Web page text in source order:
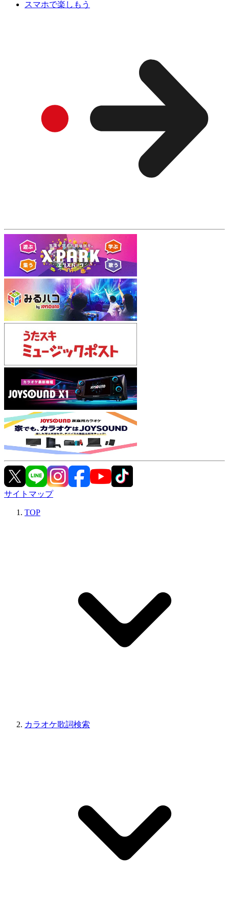
スマホで楽しもう
サイトマップ
TOP
カラオケ歌詞検索